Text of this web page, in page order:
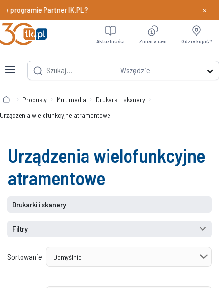
programie Partner IK.PL? Dowiedz
×
Wszędzie
Aktualności Zmiana cen Gdzie kupić?
Produkty Multimedia
Drukarki i skanery
Urządzenia wielofunkcyjne atramentowe
Urządzenia wielofunkcyjne
atramentowe
Drukarki i skanery
Filtry
Sortowanie